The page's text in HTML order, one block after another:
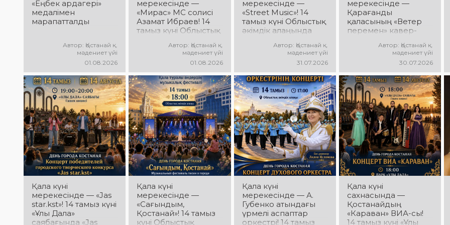
Келіңіздер, жас
таланттарға бірге
қолдау көрсетейік!
«Еңбек ардагері»
медалімен
марапатталды
Автор: Қостанай қ.
мәдениет үйі
01.08.2026
мерекесінде —
«Мирас» МС солисі
Азамат Ибраев! 14
тамыз күні Облыстық
Азамат Ибраевтың
бағдарламасы өтеді!
Сіздерді сүйікті
әндер, жарқын
орындау, қуатты
энергия мен көтеріңкі
мерекелік көңіл күй
күтеді!
Автор: Қостанай қ.
мәдениет үйі
01.08.2026
мерекесінде —
«Street Music»! 14
тамыз күні Облыстық
әкімдік алаңында
ұжымдарының
«Street Music»
бағдарламасы өтеді!
Сіздерді заманауи
музыка, жарқын
орындаулар, қуатты
энергия мен көтеріңкі
мерекелік көңіл күй
күтеді!
Автор: Қостанай қ.
мәдениет үйі
31.07.2026
мерекесінде —
Қарағанды
қаласының «Ветер
перемен» кавер-
«Ұлы Дала»
саябағында Юрий
Шатунов пен
«Ласковый май»
тобының
шығармашылығына
арналған концерт
өтеді! Сіздерді көпшілік
сүйіп тыңдайтын
әндер, жылы
естеліктер мен
ерекше музыкалық
атмосфера күтеді!
Автор: Қостанай қ.
мәдениет үйі
30.07.2026
Қала күні
мерекесінде — «Jas
star.kst»! 14 тамыз күні
«Ұлы Дала»
саябағында «Jas
Қала күні
мерекесінде —
«Сағындым,
Қостанай»! 14 тамыз
күні Облыстық
Қала күні
мерекесінде — А.
Губенко атындағы
үрмелі аспаптар
оркестрі! 14 тамыз
Қала күні
сахнасында —
Қостанайдың
«Караван» ВИА-сы!
14 тамыз күні «Ұлы